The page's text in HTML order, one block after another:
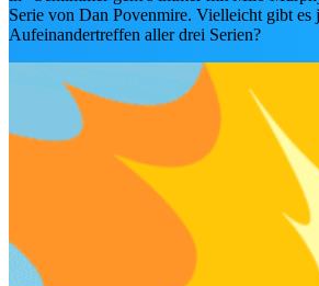
Stage
die zweite
Mehr erfahren
Disney Worlds
Serie von Dan Povenmire. Vielleicht gibt es
Aufeinandertreffen aller drei Serien?